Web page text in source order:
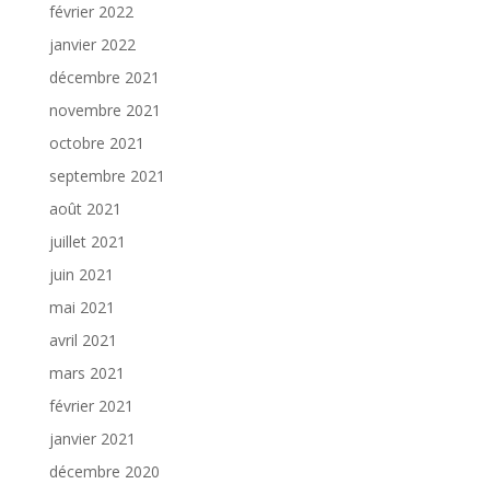
février 2022
janvier 2022
décembre 2021
novembre 2021
octobre 2021
septembre 2021
août 2021
juillet 2021
juin 2021
mai 2021
avril 2021
mars 2021
février 2021
janvier 2021
décembre 2020